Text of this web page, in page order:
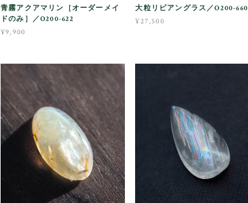
青霧アクアマリン［オーダーメイ
ドのみ］／O200-622
¥9,900
大粒リビアングラス／O200-660
¥27,500